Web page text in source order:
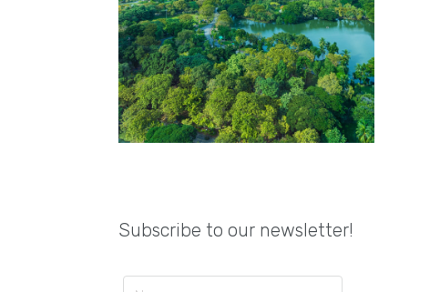
Subscribe to our newsletter!